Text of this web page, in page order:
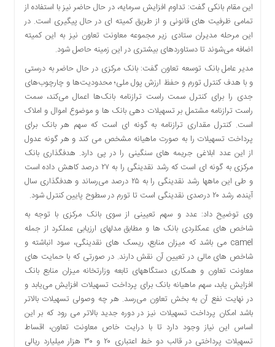
رسید
اخبار
اجتماعی
اقتصادی
فرهنگ
بین
الملل
یادداشت
چند
رسانه
یادداشت
این مقام بانکی گفت: تداوم افزایش سرمایه، در حال حاضر نیز با استفاده از
تمامی ظرفیت های قانونی و از طریق کمیته ای در حال پیگیری است. در
این مرحله مدیران ستادی زیر مجموعه معاونت تعاون نیز به این کمیته
اضافه می‌شوند تا دستاوردهای بیشتری در این زمینه حاصل شود.
مدیر عامل بانک توسعه تعاون گفت: بانک مرکزی در حال حاضر به درستی
و با هدف کنترل تورم و حفظ ارزش پول ملی؛ محدودیت‌ها و چارچوب‌های
جدی را برای کنترل سمت راست ترازنامه بانک‌ها اعمال می‌کند، سمت
راست ترازنامه مشتمل بر تسهیلات دهی بانک ها و موضوع اموال و املاک
است. کنترل مقداری ترازنامه به گونه ای است که سهم هر بانک برای
پرداخت تسهیلات را به صورت ماهیانه مشخص می کند و هر گونه عدول
از این عدد ابلاغی جریمه های سنگینی را در پی دارد. هدفگذاری بانک
مرکزی به گونه ای است که رشد نقدینگی را به ۲۷ درصد کاهش داده است
و طی این ماهها رشد نقدینگی را به ۲۵ درصد می‌رساند و هدفگذاری سال
آینده، رشد ۲۰ درصدی نقدینگی است تا تورم در سطوح پایین کنترل شود.
وی توضیح داد: عدد و سهم تعیینی از سوی بانک مرکزی با توجه به
شاخص های عمکلردی بانک ها و مطابق مدلهای ارزیابی عملکرد از جمله
camel می باشد که میزان منابع، ریسک های نقدینگی، سود انباشته و
شاخص های مالی در تعیین آن نقش دارند. در صورتی که با حمایت های
معاونت تعاون و همکاری دستگاههای تابعه وزارتخانه میزان منابع بانک
افزایش یابد، سهم ماهیانه بانک برای پرداخت تسهیلات افزایش می‌یابد و
در نهایت نفع آن به بخش تعاون می‌رسد. هر چه وصولی تسهیلات بالاتر
باشد امکان پرداخت تسهیلات نیز در دوره جدید بالاتر می رود که بر این
اساس این نیاز وجود دارد تا با درایت خاص معاونت تعاون، اقساط
تسهیلات پرداختی در قالب دو خط اعتباری ۲۰ و ۳۰ هزار میلیارد ریالی